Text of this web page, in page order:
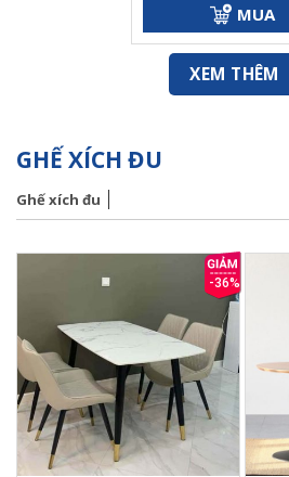
5
MUA
XEM THÊM
GHẾ XÍCH ĐU
Ghế xích đu
-36%